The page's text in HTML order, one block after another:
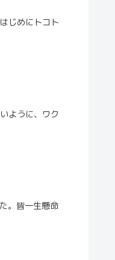
じめにトコト
ように、ワク
。皆一生懸命